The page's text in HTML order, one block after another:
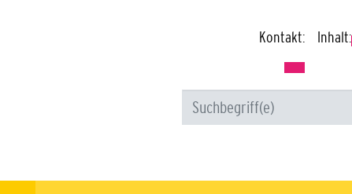
Kontakt: Inhalt: